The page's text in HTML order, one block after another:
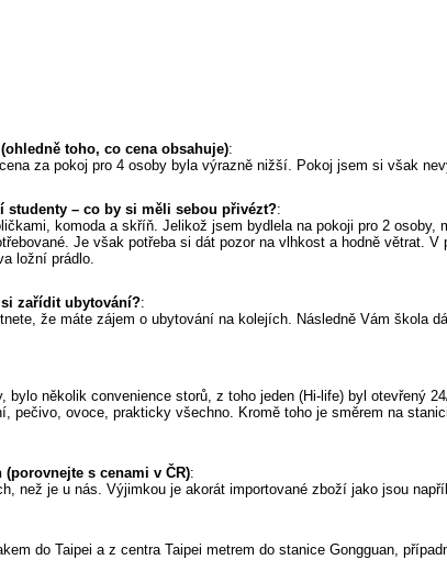
toho, co cena obsahuje):
za pokoj pro 4 osoby byla výrazně nižší. Pokoj jsem si však
studenty – co by si měli sebou přivézt?:
komoda a skříň. Jelikož jsem bydlela na pokoji pro 2
Je však potřeba si dát pozor na vlhkost a hodně větrat.
ložní prádlo.
zařídit ubytování?:
že máte zájem o ubytování na kolejích. Následně Vám škola
bylo několik convenience storů, z toho jeden (Hi-life) byl otevřený
pečivo, ovoce, prakticky všechno. Kromě toho je směrem na
s cenami v ČR):
než je u nás. Výjimkou je akorát importované zboží jako jsou
do Taipei a z centra Taipei metrem do stanice Gongguan,